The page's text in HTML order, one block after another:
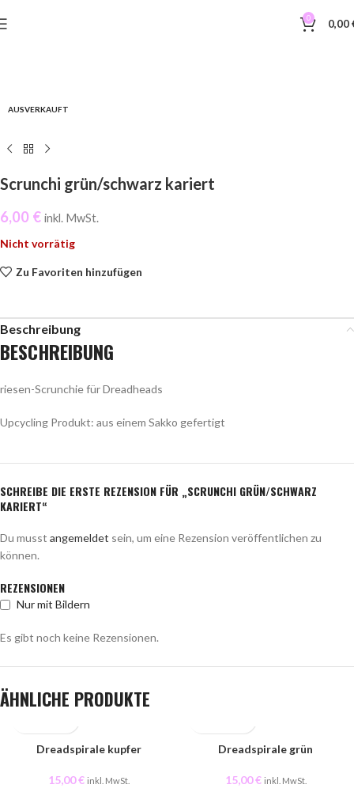
0 0,00
AUSVERKAUFT
Scrunchi grün/schwarz kariert
6,00 € inkl. MwSt.
Nicht vorrätig
Zu Favoriten hinzufügen
Beschreibung
BESCHREIBUNG
riesen-Scrunchie für Dreadheads
Upcycling Produkt: aus einem Sakko gefertigt
REZENSIONEN
Nur mit Bildern
Es gibt noch keine Rezensionen.
SCHREIBE DIE ERSTE REZENSION FÜR „SCRUNCHI GRÜN/SCHWARZ
KARIERT“
Du musst angemeldet sein, um eine Rezension veröffentlichen zu
können.
ÄHNLICHE PRODUKTE
Dreadspirale kupfer
15,00€ inkl. MwSt.
AUSVERKAUFT
Dreadspirale grün
15,00€ inkl. MwSt.